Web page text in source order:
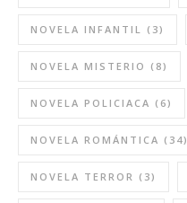
NOVELA INFANTIL (3)
NOVELA MISTERIO (8)
NOVELA POLICIACA (6)
NOVELA ROMÁNTICA (34)
NOVELA TERROR (3)